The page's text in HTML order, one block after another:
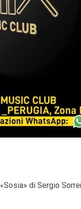
«Sosia» di Sergio